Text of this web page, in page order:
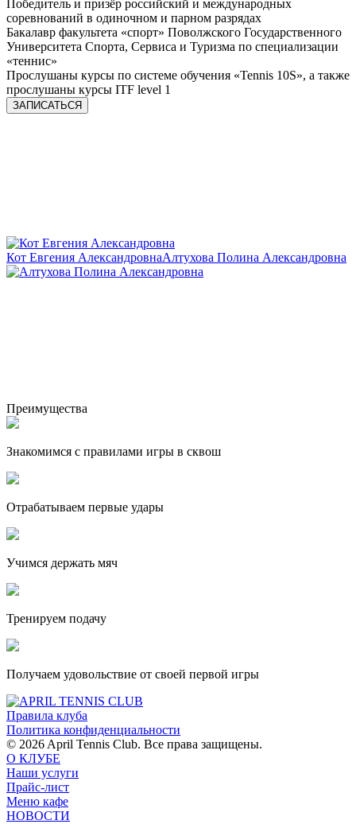
Победитель и призёр российский и международных
соревнований в одиночном и парном разрядах
Бакалавр факультета «спорт» Поволжского Государственного
Университета Спорта, Сервиса и Туризма по специализации
«теннис»
Прослушаны курсы по системе обучения «Tennis 10S», а также
прослушаны курсы ITF level 1
ЗАПИСАТЬСЯ
Кот Евгения АлександровнаАлтухова Полина Александровна
Преимущества
Знакомимся с правилами игры в сквош
Отрабатываем первые удары
Учимся держать мяч
Тренируем подачу
Получаем удовольствие от своей первой игры
Правила клуба
Политика конфиденциальности
© 2026 April Tennis Club. Все права защищены.
О КЛУБЕ
Наши услуги
Прайс-лист
Меню кафе
НОВОСТИ